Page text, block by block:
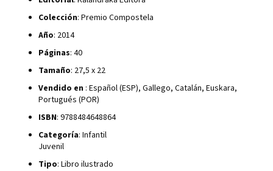
Colección: Premio Compostela
Año: 2014
Páginas: 40
Tamaño: 27,5 x 22
Vendido en : Español (ESP), Gallego, Catalán, Euskara,
Portugués (POR)
ISBN: 9788484648864
Categoría: Infantil
Juvenil
Tipo: Libro ilustrado